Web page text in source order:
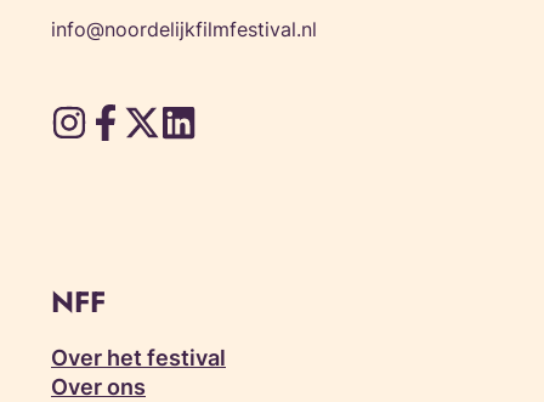
info@noordelijkfilmfestival.nl
NFF
Over het festival
Over ons